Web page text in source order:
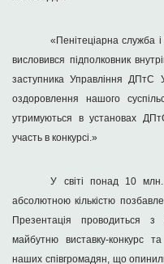
«Пенітеціарна служба
висловився підполковник
заступника Управління ДПтС
оздоровлення нашого
утримуються в установах
участь в конкурсі.»
У світі понад 10 млн.
абсолютною кількістю
Презентація проводиться
майбутню виставку-конкурс
наших співгромадян, що